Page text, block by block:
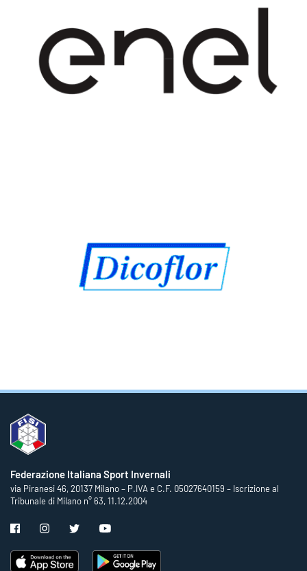
Federazione Italiana Sport Invernali
via Piranesi 46, 20137 Milano – P.IVA e C.F. 05027640159 – Iscrizione al
Tribunale di Milano n° 63, 11.12.2004